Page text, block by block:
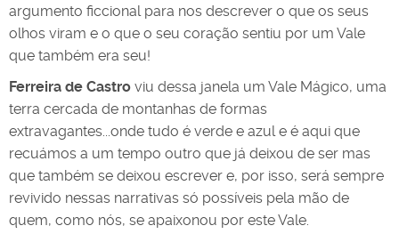
argumento ficcional para nos descrever o que os seus
olhos viram e o que o seu coração sentiu por um Vale
que também era seu!
Ferreira de Castro viu dessa janela um Vale Mágico, uma
terra cercada de montanhas de formas
extravagantes...onde tudo é verde e azul e é aqui que
recuámos a um tempo outro que já deixou de ser mas
que também se deixou escrever e, por isso, será sempre
revivido nessas narrativas só possíveis pela mão de
quem, como nós, se apaixonou por este Vale.